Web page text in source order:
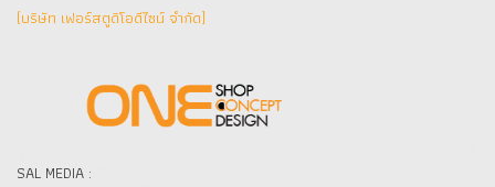
(บริษัท เฟอร์สตูดิโอดีไซน์ จำกัด]
SAL MEDIA :